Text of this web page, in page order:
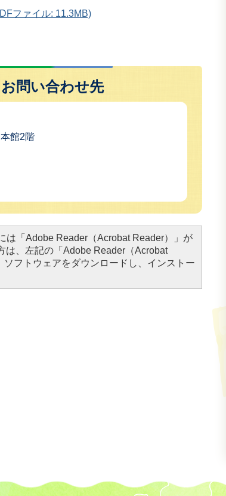
ファイル: 11.3MB)
問い合わせ先
館2階
は「Adobe Reader（Acrobat Reader）」が
は、左記の「Adobe Reader（Acrobat
フトウェアをダウンロードし、インストー